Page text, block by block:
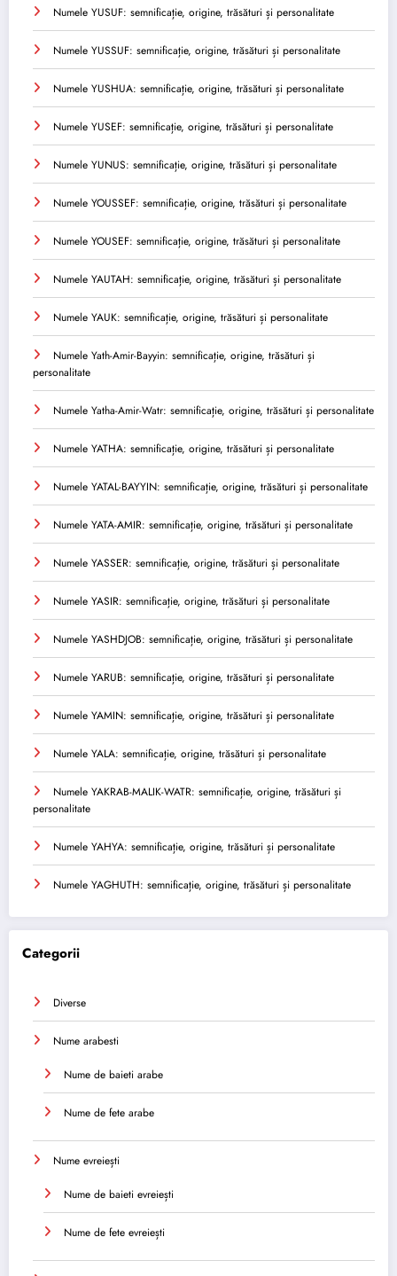
Numele YUSUF: semnificație, origine, trăsături și personalitate
Numele YUSSUF: semnificație, origine, trăsături și personalitate
Numele YUSHUA: semnificație, origine, trăsături și personalitate
Numele YUSEF: semnificație, origine, trăsături și personalitate
Numele YUNUS: semnificație, origine, trăsături și personalitate
Numele YOUSSEF: semnificație, origine, trăsături și personalitate
Numele YOUSEF: semnificație, origine, trăsături și personalitate
Numele YAUTAH: semnificație, origine, trăsături și personalitate
Numele YAUK: semnificație, origine, trăsături și personalitate
Numele Yath-Amir-Bayyin: semnificație, origine, trăsături și
personalitate
Numele Yatha-Amir-Watr: semnificație, origine, trăsături și personalitate
Numele YATHA: semnificație, origine, trăsături și personalitate
Numele YATAL-BAYYIN: semnificație, origine, trăsături și personalitate
Numele YATA-AMIR: semnificație, origine, trăsături și personalitate
Numele YASSER: semnificație, origine, trăsături și personalitate
Numele YASIR: semnificație, origine, trăsături și personalitate
Numele YASHDJOB: semnificație, origine, trăsături și personalitate
Numele YARUB: semnificație, origine, trăsături și personalitate
Numele YAMIN: semnificație, origine, trăsături și personalitate
Numele YALA: semnificație, origine, trăsături și personalitate
Numele YAKRAB-MALIK-WATR: semnificație, origine, trăsături și
personalitate
Numele YAHYA: semnificație, origine, trăsături și personalitate
Numele YAGHUTH: semnificație, origine, trăsături și personalitate
Categorii
Diverse
Nume arabesti
Nume de baieti arabe
Nume de fete arabe
Nume evreiești
Nume de baieti evreiești
Nume de fete evreiești